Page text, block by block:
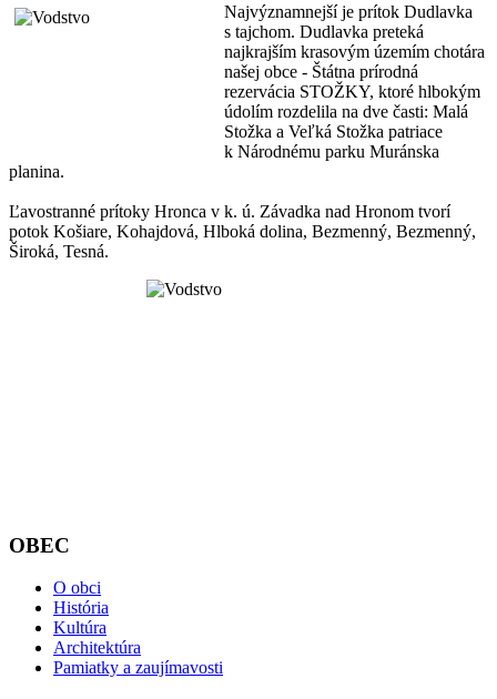
Najvýznamnejší je prítok Dudlavka
s tajchom. Dudlavka preteká
najkrajším krasovým územím chotára
našej obce - Štátna prírodná
rezervácia STOŽKY, ktoré hlbokým
údolím rozdelila na dve časti: Malá
Stožka a Veľká Stožka patriace
k Národnému parku Muránska
planina.
Ľavostranné prítoky Hronca v k. ú. Závadka nad Hronom tvorí
potok Košiare, Kohajdová, Hlboká dolina, Bezmenný, Bezmenný,
Široká, Tesná.
OBEC
O obci
História
Kultúra
Architektúra
Pamiatky a zaujímavosti